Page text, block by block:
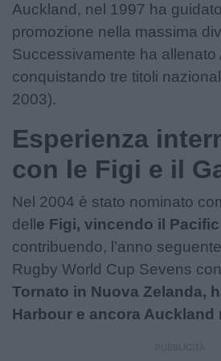
Auckland, nel 1997 ha
promozione nella massima
Successivamente ha allenato
conquistando tre titoli
2003).
Esperienza
con le Figi e il
Nel 2004 è stato nominato
dell e Figi, vincendo il
contribuendo, l’anno
Rugby World Cup Sevens
Tornato in Nuova Zelanda,
Harbour e ancora Auckland